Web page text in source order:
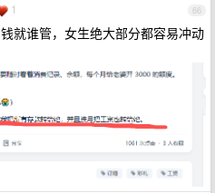
66
1
就谁管，女生绝大部分都容易冲动